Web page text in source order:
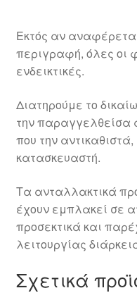
Εκτός αν
περιγραφή, όλες οι
ενδεικτικές.
Διατηρούμε το
την
που την
κατασκευαστή.
Τα ανταλλακτικά
έχουν εμπλακεί σε
προσεκτικά και
λειτουργίας
Σχετικά